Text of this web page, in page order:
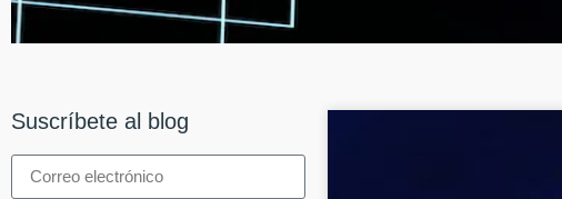
Suscríbete al blog